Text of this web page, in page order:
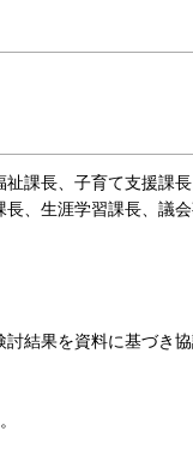
課長、子育て支援課長
、生涯学習課長、議
結果を資料に基づき協